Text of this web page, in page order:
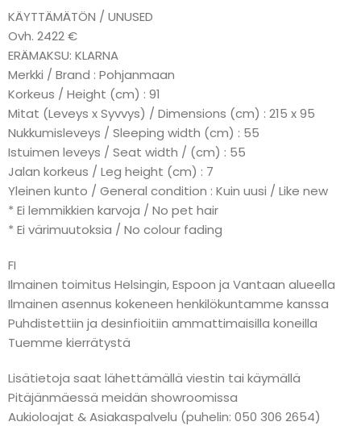
KÄYTTÄMÄTÖN / UNUSED
Ovh. 2422 €
ERÄMAKSU: KLARNA
Merkki / Brand : Pohjanmaan
Korkeus / Height (cm) : 91
Mitat (Leveys x Syvvys) / Dimensions (cm) : 215 x 95
Nukkumisleveys / Sleeping width (cm) : 55
Istuimen leveys / Seat width / (cm) : 55
Jalan korkeus / Leg height (cm) : 7
Yleinen kunto / General condition : Kuin uusi / Like new
* Ei lemmikkien karvoja / No pet hair
* Ei värimuutoksia / No colour fading
FI
Ilmainen toimitus Helsingin, Espoon ja Vantaan alueella
Ilmainen asennus kokeneen henkilökuntamme kanssa
Puhdistettiin ja desinfioitiin ammattimaisilla koneilla
Tuemme kierrätystä
Lisätietoja saat lähettämällä viestin tai käymällä
Pitäjänmäessä meidän showroomissa
Aukioloajat & Asiakaspalvelu (puhelin: 050 306 2654)